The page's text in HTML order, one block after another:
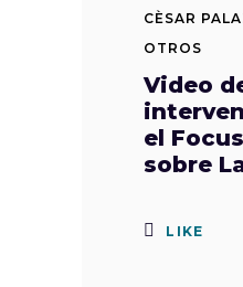
CÈSAR
OTROS
Video
el
sobre
LIKE